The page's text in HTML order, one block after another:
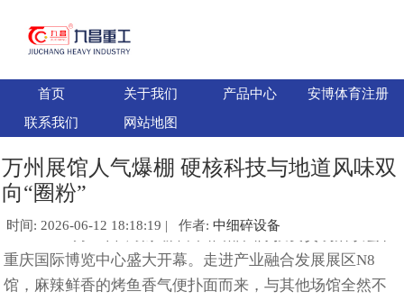
首页 关于我们 产品中心
安博体育注册
联系我们
网站地图
万州展馆人气爆棚 硬核科技与地道风味双
向“圈粉”
时间: 2026-06-12 18:18:19 | 作者:中细碎设备
5月21日，第八届中国西部国际投资贸易洽谈会在
重庆国际博览中心盛大开幕。走进产业融合发展展区N8
馆，麻辣鲜香的烤鱼香气便扑面而来，与其他场馆全然不